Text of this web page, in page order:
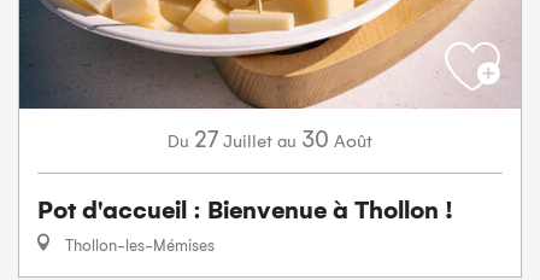
Du 27 Juillet au 30 Août
Pot d'accueil : Bienvenue à Thollon !
Thollon-les-Mémises